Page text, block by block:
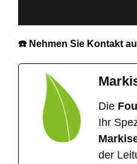
☎️ Nehmen Sie Kontakt
Die
Ihr
der